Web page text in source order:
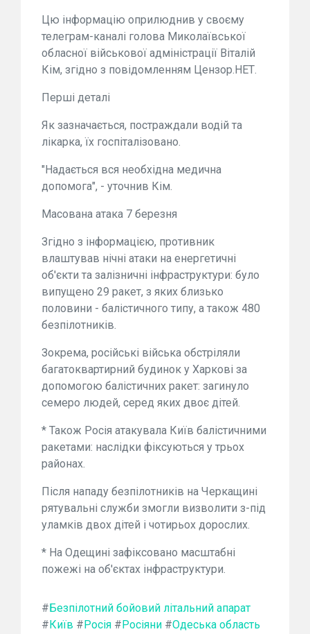
Цю інформацію оприлюднив у своєму
телеграм-каналі голова Миколаївської
обласної військової адміністрації Віталій
Кім, згідно з повідомленням Цензор.НЕТ.
Перші деталі
Як зазначається, постраждали водій та
лікарка, їх госпіталізовано.
"Надається вся необхідна медична
допомога", - уточнив Кім.
Масована атака 7 березня
Згідно з інформацією, противник
влаштував нічні атаки на енергетичні
об'єкти та залізничні інфраструктури: було
випущено 29 ракет, з яких близько
половини - балістичного типу, а також 480
безпілотників.
Зокрема, російські війська обстріляли
багатоквартирний будинок у Харкові за
допомогою балістичних ракет: загинуло
семеро людей, серед яких двоє дітей.
* Також Росія атакувала Київ балістичними
ракетами: наслідки фіксуються у трьох
районах.
Після нападу безпілотників на Черкащині
рятувальні служби змогли визволити з-під
уламків двох дітей і чотирьох дорослих.
* На Одещині зафіксовано масштабні
пожежі на об'єктах інфраструктури.
# Безпілотний бойовий літальний апарат
# Київ # Росія # Росіяни #Одеська область